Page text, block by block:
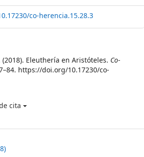
co-herencia.15.28.3
Eleuthería en Aristóteles. Co-
https://doi.org/10.17230/co-
cita